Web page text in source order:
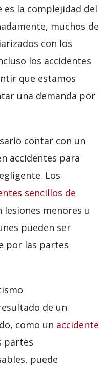
es la complejidad del
muchos de
con los
los accidentes
que estamos
una demanda por
contar con un
accidentes para
Los
sencillos de
lesiones menores u
pueden ser
por las partes
de un
como un accidente
partes
puede